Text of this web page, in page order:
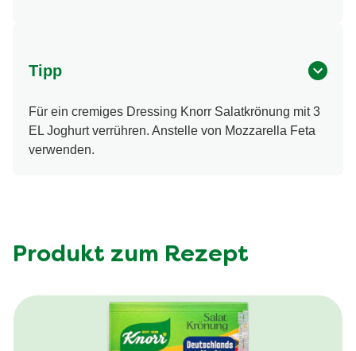
Tipp
Für ein cremiges Dressing Knorr Salatkrönung mit 3
EL Joghurt verrühren. Anstelle von Mozzarella Feta
verwenden.
Produkt zum Rezept